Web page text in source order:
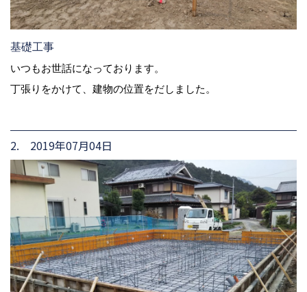
基礎工事
いつもお世話になっております。
丁張りをかけて、建物の位置をだしました。
2. 2019年07月04日